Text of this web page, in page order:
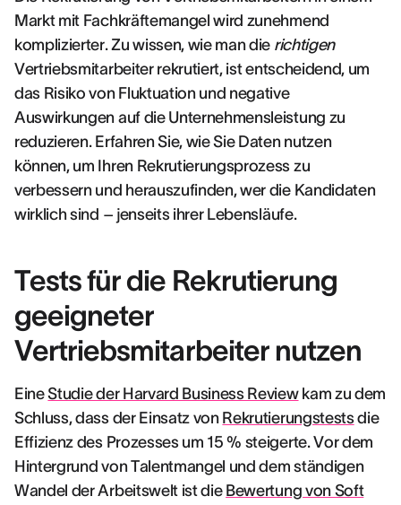
Markt mit Fachkräftemangel wird zunehmend
komplizierter. Zu wissen, wie man die richtigen
Vertriebsmitarbeiter rekrutiert, ist entscheidend, um
das Risiko von Fluktuation und negative
Auswirkungen auf die Unternehmensleistung zu
reduzieren. Erfahren Sie, wie Sie Daten nutzen
können, um Ihren Rekrutierungsprozess zu
verbessern und herauszufinden, wer die Kandidaten
wirklich sind – jenseits ihrer Lebensläufe.
Tests für die Rekrutierung
geeigneter
Vertriebsmitarbeiter nutzen
EineStudie der Harvard Business Reviewkam zu dem
Schluss, dass der Einsatz von Rekrutierungstestsdie
Effizienz des Prozesses um 15 % steigerte. Vor dem
Hintergrund von Talentmangel und dem ständigen
Wandel der Arbeitswelt ist die Bewertung von Soft